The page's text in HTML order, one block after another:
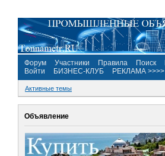
Форум Участники Правила Поиск
Войти
БИЗНЕС-КЛУБ РЕКЛАМА >>>>
Активные темы
Объявление